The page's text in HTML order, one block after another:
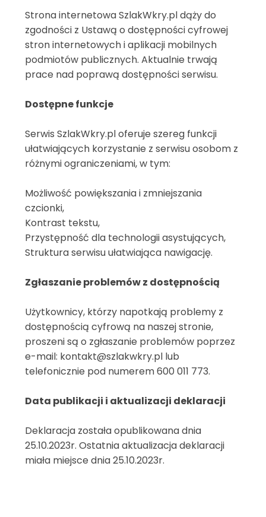
Strona internetowa SzlakWkry.pl dąży do
zgodności z Ustawą o dostępności cyfrowej
stron internetowych i aplikacji mobilnych
podmiotów publicznych. Aktualnie trwają
prace nad poprawą dostępności serwisu.
Dostępne funkcje
Serwis SzlakWkry.pl oferuje szereg funkcji
ułatwiających korzystanie z serwisu osobom z
różnymi ograniczeniami, w tym:
Możliwość powiększania i zmniejszania
czcionki,
Kontrast tekstu,
Przystępność dla technologii asystujących,
Struktura serwisu ułatwiająca nawigację.
Zgłaszanie problemów z dostępnością
Użytkownicy, którzy napotkają problemy z
dostępnością cyfrową na naszej stronie,
proszeni są o zgłaszanie problemów poprzez
e-mail: kontakt@szlakwkry.pl lub
telefonicznie pod numerem 600 011 773.
Data publikacji i aktualizacji deklaracji
Deklaracja została opublikowana dnia
25.10.2023r. Ostatnia aktualizacja deklaracji
miała miejsce dnia 25.10.2023r.